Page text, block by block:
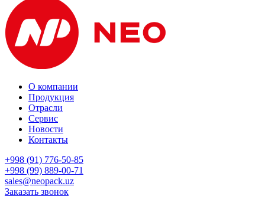
О компании
Продукция
Отрасли
Сервис
Новости
Контакты
+998 (91) 776-50-85
+998 (99) 889-00-71
sales@neopack.uz
Заказать звонок